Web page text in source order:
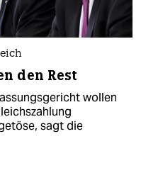
den Rest
wollen
sagt die